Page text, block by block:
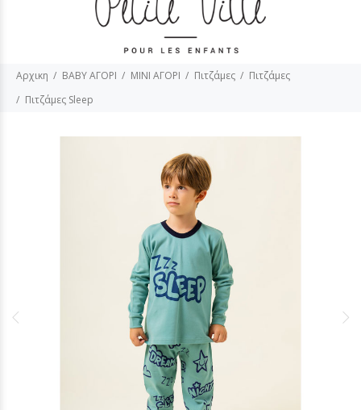
Αρχικη BABY ΑΓΟΡΙ MINI ΑΓΟΡΙ Πιτζάμες
Πιτζάμες
Πιτζάμες Sleep